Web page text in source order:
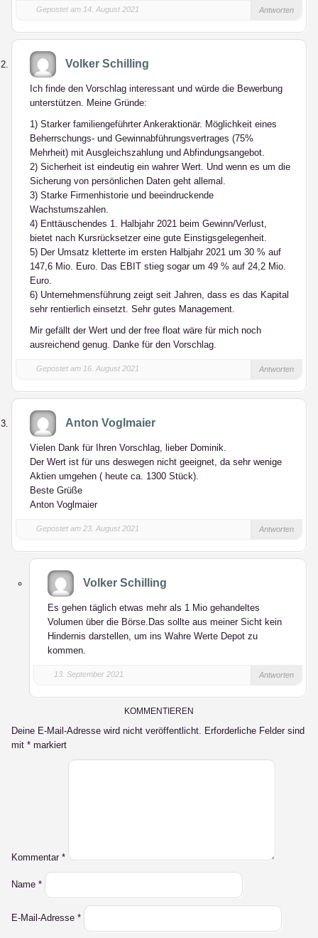
Gepostet am 14. August 2021 Antworten
Volker Schilling
Ich finde den Vorschlag interessant und würde die Bewerbung
unterstützen. Meine Gründe:
1) Starker familiengeführter Ankeraktionär. Möglichkeit eines
Beherrschungs- und Gewinnabführungsvertrages (75%
Mehrheit) mit Ausgleichszahlung und Abfindungsangebot.
2) Sicherheit ist eindeutig ein wahrer Wert. Und wenn es um die
Sicherung von persönlichen Daten geht allemal.
3) Starke Firmenhistorie und beeindruckende
Wachstumszahlen.
4) Enttäuschendes 1. Halbjahr 2021 beim Gewinn/Verlust,
bietet nach Kursrücksetzer eine gute Einstigsgelegenheit.
5) Der Umsatz kletterte im ersten Halbjahr 2021 um 30 % auf
147,6 Mio. Euro. Das EBIT stieg sogar um 49 % auf 24,2 Mio.
Euro.
6) Unternehmensführung zeigt seit Jahren, dass es das Kapital
sehr rentierlich einsetzt. Sehr gutes Management.
Mir gefällt der Wert und der free float wäre für mich noch
ausreichend genug. Danke für den Vorschlag.
Gepostet am 16. August 2021 Antworten
Anton Voglmaier
Vielen Dank für Ihren Vorschlag, lieber Dominik.
Der Wert ist für uns deswegen nicht geeignet, da sehr wenige
Aktien umgehen ( heute ca. 1300 Stück).
Beste Grüße
Anton Voglmaier
Gepostet am 23. August 2021 Antworten
Volker Schilling
Es gehen täglich etwas mehr als 1 Mio gehandeltes
Volumen über die Börse.Das sollte aus meiner Sicht kein
Hindernis darstellen, um ins Wahre Werte Depot zu
kommen.
13. September 2021 Antworten
KOMMENTIEREN
Deine E-Mail-Adresse wird nicht veröffentlicht. Erforderliche Felder sind
mit * markiert
Kommentar *
Name *
E-Mail-Adresse *